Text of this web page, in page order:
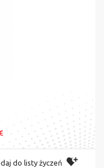
do listy życzeń